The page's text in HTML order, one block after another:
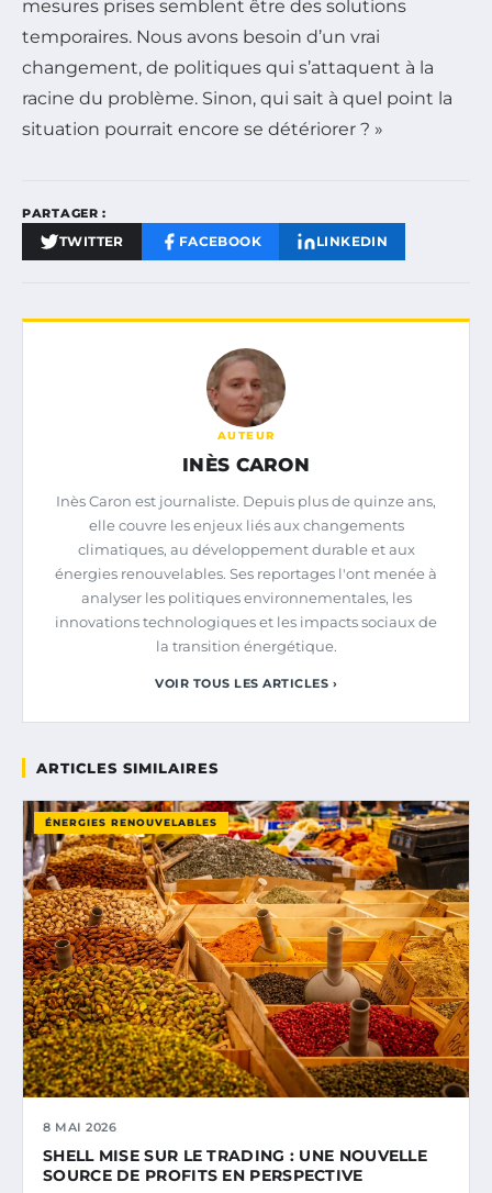
mesures prises semblent être des solutions
temporaires. Nous avons besoin d’un vrai
changement, de politiques qui s’attaquent à la
racine du problème. Sinon, qui sait à quel point la
situation pourrait encore se détériorer ? »
PARTAGER :
TWITTER FACEBOOK LINKEDIN
AUTEUR
INÈS CARON
Inès Caron est journaliste. Depuis plus de quinze ans,
elle couvre les enjeux liés aux changements
climatiques, au développement durable et aux
énergies renouvelables. Ses reportages l'ont menée à
analyser les politiques environnementales, les
innovations technologiques et les impacts sociaux de
la transition énergétique.
VOIR TOUS LES ARTICLES ›
ARTICLES SIMILAIRES
ÉNERGIES RENOUVELABLES
8 MAI 2026
SHELL MISE SUR LE TRADING : UNE NOUVELLE
SOURCE DE PROFITS EN PERSPECTIVE